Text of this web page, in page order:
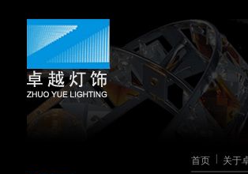
首页 关于